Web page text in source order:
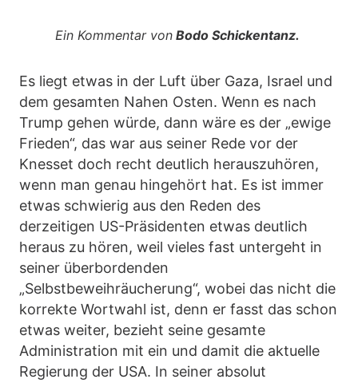
Ein Kommentar von Bodo Schickentanz.
Es liegt etwas in der Luft über Gaza, Israel und
dem gesamten Nahen Osten. Wenn es nach
Trump gehen würde, dann wäre es der „ewige
Frieden“, das war aus seiner Rede vor der
Knesset doch recht deutlich herauszuhören,
wenn man genau hingehört hat. Es ist immer
etwas schwierig aus den Reden des
derzeitigen US-Präsidenten etwas deutlich
heraus zu hören, weil vieles fast untergeht in
seiner überbordenden
„Selbstbeweihräucherung“, wobei das nicht die
korrekte Wortwahl ist, denn er fasst das schon
etwas weiter, bezieht seine gesamte
Administration mit ein und damit die aktuelle
Regierung der USA. In seiner absolut